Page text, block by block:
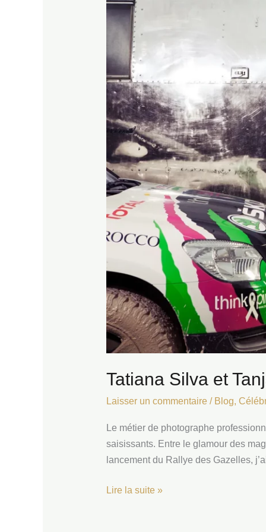
Tatiana Silva et
Laisser un commentaire / Blog,
Le métier de photographe
saisissants. Entre le glamour des
lancement du Rallye des Gazelles,
et
Tanja
Dexters
Glamour
&
Givre
pour
Skoda
Lire la suite »